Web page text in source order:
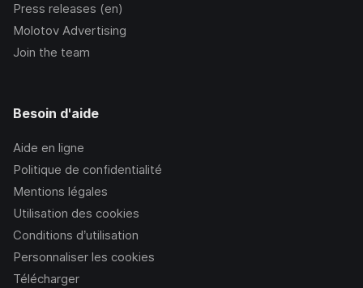
Press releases (en)
Molotov Advertising
Join the team
Besoin d'aide
Aide en ligne
Politique de confidentialité
Mentions légales
Utilisation des cookies
Conditions d’utilisation
Personnaliser les cookies
Télécharger